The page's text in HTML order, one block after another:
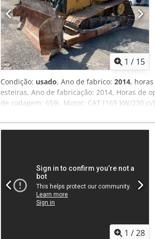
1 / 15
Condição: usado, Ano de fabrico: 2014,
esteiras, Ano de fabricação: 2014, Horas de
de rodagem: 65%, Motor: CAT [169 kW/230
bateria, Bom estado, Pronto para uso
propostas de leasing ou financiamento. O
disponíveis em nosso site. Sujeito a erros e
mais informações, entre em contato com
1 /28